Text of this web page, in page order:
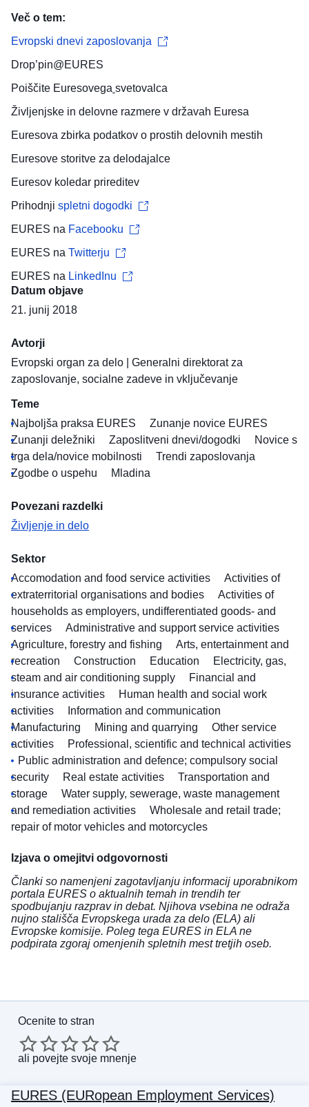
Več o tem:
Evropski dnevi zaposlovanja
Drop’pin@EURES
Poiščite Euresovega svetovalca
Življenjske in delovne razmere v državah Euresa
Euresova zbirka podatkov o prostih delovnih mestih
Euresove storitve za delodajalce
Euresov koledar prireditev
Prihodnji spletni dogodki
EURES na Facebooku
EURES na Twitterju
EURES na LinkedInu
Datum objave
21. junij 2018
Avtorji
Evropski organ za delo
Generalni direktorat za
zaposlovanje, socialne zadeve in vključevanje
Teme
Najboljša praksa EURES
Zunanje novice EURES
Zunanji deležniki
Zaposlitveni dnevi/dogodki
Novice s
trga dela/novice mobilnosti
Trendi zaposlovanja
Zgodbe o uspehu
Mladina
Povezani razdelki
Življenje in delo
Sektor
Accomodation and food service activities
Activities of
extraterritorial organisations and bodies
Activities of
households as employers, undifferentiated goods- and
services
Administrative and support service activities
Agriculture, forestry and fishing
Arts, entertainment and
recreation
Construction Education
Electricity, gas,
steam and air conditioning supply
Financial and
insurance activities
Human health and social work
activities
Information and communication
Manufacturing
Mining and quarrying
Other service
activities
Professional, scientific and technical activities
Public administration and defence; compulsory social
security
Real estate activities
Transportation and
storage
Water supply, sewerage, waste management
and remediation activities
Wholesale and retail trade;
repair of motor vehicles and motorcycles
Izjava o omejitvi odgovornosti
Članki so namenjeni zagotavljanju informacij uporabnikom
portala EURES o aktualnih temah in trendih ter
spodbujanju razprav in debat. Njihova vsebina ne odraža
nujno stališča Evropskega urada za delo (ELA) ali
Evropske komisije. Poleg tega EURES in ELA ne
podpirata zgoraj omenjenih spletnih mest tretjih oseb.
Ocenite to stran
ali povejte svoje mnenje
EURES (EURopean Employment Services)